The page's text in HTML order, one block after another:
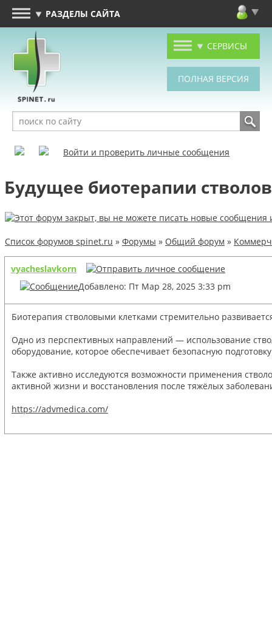
РАЗДЕЛЫ САЙТА
СЕРВИСЫ
Войти и проверить личные сообщения
Будущее биотерапии
Список форумов spinet.ru » Форумы » Общий форум »
vyacheslavkorn
Добавлено: Пт Мар 28, 2025 3:33 pm
Биотерапия стволовыми клетками стремительно
Одно из перспективных направлений — использование
оборудование, которое обеспечивает безопасную
Также активно исследуются возможности применения
активной жизни и восстановления после тяжёлых
https://advmedica.com/